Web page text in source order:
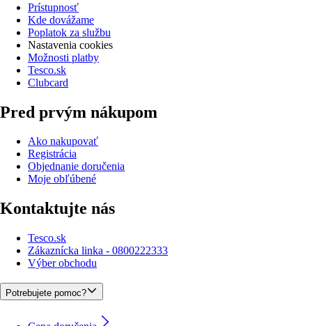
Prístupnosť
Kde dovážame
Poplatok za službu
Nastavenia cookies
Možnosti platby
Tesco.sk
Clubcard
Pred prvým nákupom
Ako nakupovať
Registrácia
Objednanie doručenia
Moje obľúbené
Kontaktujte nás
Tesco.sk
Zákaznícka linka - 0800222333
Výber obchodu
Potrebujete pomoc?